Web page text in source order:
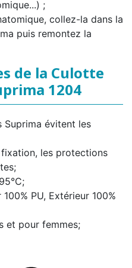
;
collez-la dans la
puis remontez la
de la Culotte
1204
Suprima évitent les
les protections
PU, Extérieur 100%
et pour femmes;